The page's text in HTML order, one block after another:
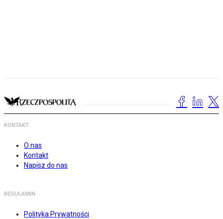
KONTAKT
O nas
Kontakt
Napisz do nas
REGULAMIN
Polityka Prywatności